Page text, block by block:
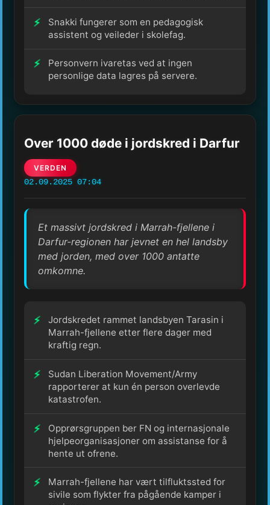
Snakki fungerer som en pedagogisk
assistent og veileder i skolefag.
Personvern ivaretas ved at ingen
personlige data lagres på servere.
Over 1000 døde i jordskred i Darfur
VERDEN
02.09.2025 07:04
Et massivt jordskred i Marrah-fjellene i
Darfur-regionen har jevnet en hel landsby
med jorden, med over 1000 antatte
omkomne.
Jordskredet rammet landsbyen Tarasin i
Marrah-fjellene etter flere dager med
kraftig regn.
Sudan Liberation Movement/Army
rapporterer at kun én person overlevde
katastrofen.
Opprørsgruppen ber FN og internasjonale
hjelpeorganisasjoner om assistanse for å
hente ut ofrene.
Marrah-fjellene har vært tilfluktssted for
sivile som flykter fra pågående kamper i